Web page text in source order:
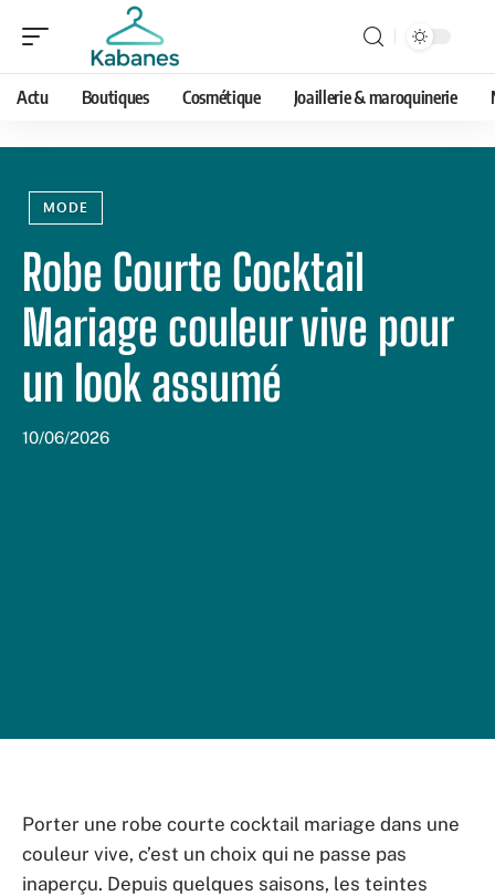
Actu Boutiques Cosmétique Joaillerie & maroquinerie
MODE
Robe Courte Cocktail
Mariage couleur vive pour
un look assumé
10/06/2026
Porter une robe courte cocktail mariage dans une
couleur vive, c’est un choix qui ne passe pas
inaperçu. Depuis quelques saisons, les teintes